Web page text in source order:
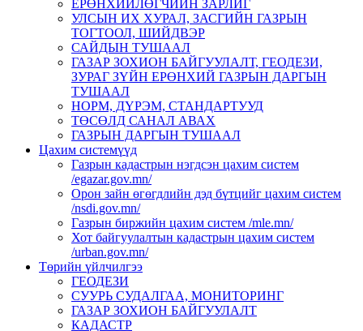
ЕРӨНХИЙЛӨГЧИЙН ЗАРЛИГ
УЛСЫН ИХ ХУРАЛ, ЗАСГИЙН ГАЗРЫН
ТОГТООЛ, ШИЙДВЭР
САЙДЫН ТУШААЛ
ГАЗАР ЗОХИОН БАЙГУУЛАЛТ, ГЕОДЕЗИ,
ЗУРАГ ЗҮЙН ЕРӨНХИЙ ГАЗРЫН ДАРГЫН
ТУШААЛ
НОРМ, ДҮРЭМ, СТАНДАРТУУД
ТӨСӨЛД САНАЛ АВАХ
ГАЗРЫН ДАРГЫН ТУШААЛ
Цахим системүүд
Газрын кадастрын нэгдсэн цахим систем
/egazar.gov.mn/
Орон зайн өгөгдлийн дэд бүтцийг цахим систем
/nsdi.gov.mn/
Газрын биржийн цахим систем /mle.mn/
Хот байгуулалтын кадастрын цахим систем
/urban.gov.mn/
Төрийн үйлчилгээ
ГЕОДЕЗИ
СУУРЬ СУДАЛГАА, МОНИТОРИНГ
ГАЗАР ЗОХИОН БАЙГУУЛАЛТ
КАДАСТР